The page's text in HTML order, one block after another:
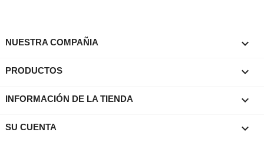
NUESTRA COMPAÑIA 
PRODUCTOS 
INFORMACIÓN DE LA TIENDA keyboard_arrow_down
SU CUENTA 